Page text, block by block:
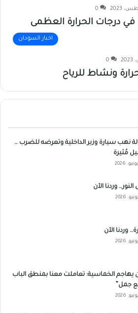
0
درجات الحرارة العظمى
اخبار السودان
0
ونشاط للرياح
نهب سيارة وزير الداخلية وتعرضه للضرب …
مُثيرة
وردنا الآن
وردنا الآن
يهاجم الخماسية: تعاملت معنا بمنطق الباب
جمل”